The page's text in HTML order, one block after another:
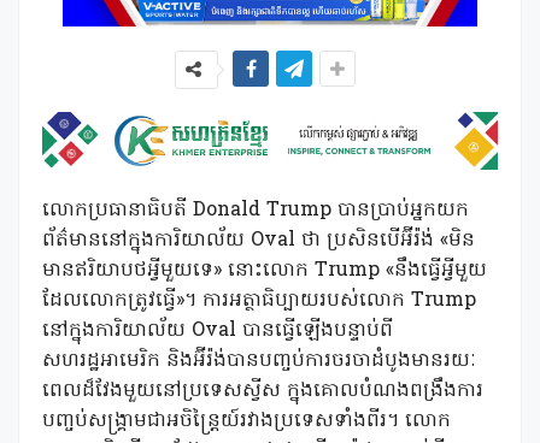
លោកប្រធានាធិបតី Donald Trump បានប្រាប់អ្នកយក
ព័ត៌មាននៅក្នុងការិយាល័យ Oval ថា ប្រសិនបើអ៊ីរ៉ង់ «មិន
មានឥរិយាបថអ្វីមួយទេ» នោះលោក Trump «នឹងធ្វើអ្វីមួយ
ដែលលោកត្រូវធ្វើ»។ ការអត្ថាធិប្បាយរបស់លោក Trump
នៅក្នុងការិយាល័យ Oval បានធ្វើឡើងបន្ទាប់ពី
សហរដ្ឋអាមេរិក និងអ៊ីរ៉ង់បានបញ្ចប់ការចរចាដំបូងមានរយៈ
ពេលដ៏វែងមួយនៅប្រទេសស្វីស ក្នុងគោលបំណងពង្រឹងការ
បញ្ចប់សង្គ្រាមជាអចិន្ត្រៃយ៍រវាងប្រទេសទាំងពីរ។ លោក